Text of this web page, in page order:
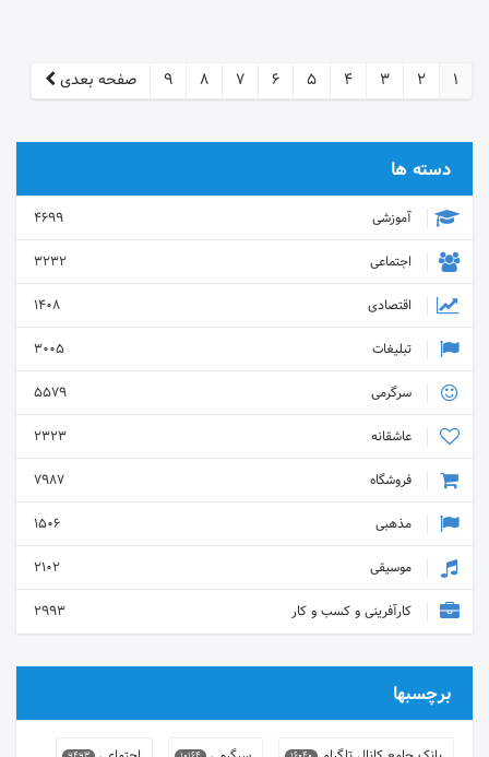
1
2
3
4
5
6
7
8
9 صفحه بعدی
دسته ها
آموزشی
4699
اجتماعی
3232
اقتصادی
1408
تبلیغات
3005
سرگرمی
5579
عاشقانه
2323
فروشگاه
7987
مذهبی
1506
موسیقی
2102
کارآفرینی و کسب و کار
2993
برچسبها